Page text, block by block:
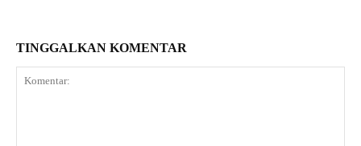
TINGGALKAN KOMENTAR